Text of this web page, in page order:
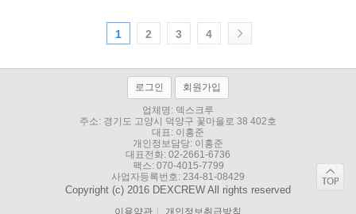
1 2 3 4
로그인 회원가입
업체명: 덱스크루
주소: 경기도 고양시 덕양구 꽃마을로 38 402호
대표: 이홍준
개인정보담당: 이홍준
대표전화: 02-2661-6736
팩스: 070-4015-7799
사업자등록번호: 234-81-08429
Copyright (c) 2016 DEXCREW All rights reserved
이용약관 l 개인정보취급방침